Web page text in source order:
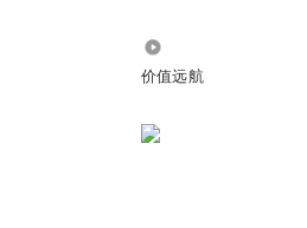
价值远航